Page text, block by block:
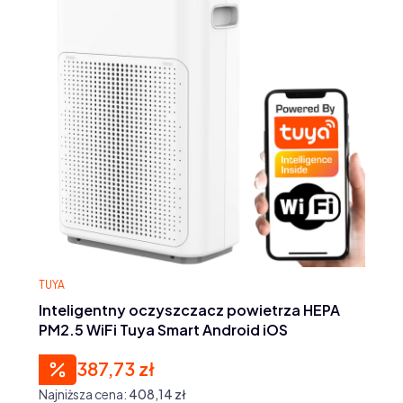
Inteligentny oczyszczacz powietrza HEPA
PM2.5 WiFi Tuya Smart Android iOS
PRODUCENT
TUYA
Cena promocyjna
387,73 zł
Najniższa cena: 408,14 zł